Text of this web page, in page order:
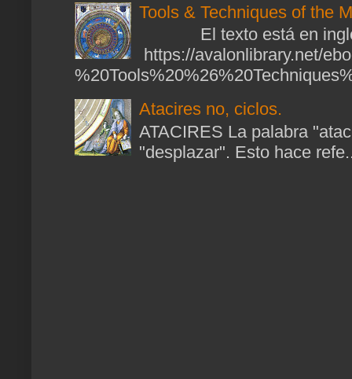
Tools & Techniques of the
El texto está en
https://avalonlibrary.net/
Atacires no, ciclos.
ATACIRES La palabra
"desplazar". Esto hace